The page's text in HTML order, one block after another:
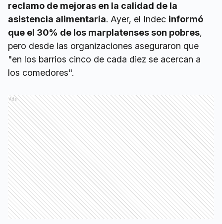
reclamo de mejoras en la calidad de la
asistencia alimentaria. Ayer, el Indec informó
que el 30% de los marplatenses son pobres,
pero desde las organizaciones aseguraron que
"en los barrios cinco de cada diez se acercan a
los comedores".
Ads